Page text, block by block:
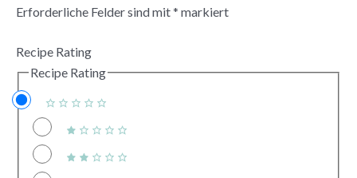
Erforderliche Felder sind mit* markiert
Recipe Rating
Recipe Rating